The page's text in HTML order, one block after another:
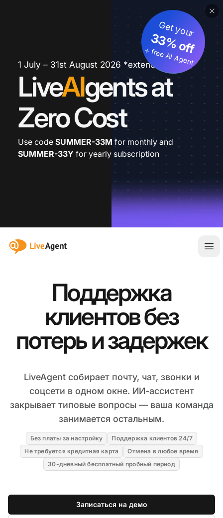
1 July – 31st August 2026 *extended
LiveAIgents at
Zero Cost
Get your
33% off
+ free AI Agent
Use code SUMMER-33M for monthly and
SUMMER-33Y for yearly subscription
:site.title
Поддержка
клиентов без
потерь и задержек
LiveAgent собирает почту, чат, звонки и
соцсети в одном окне. ИИ-ассистент
закрывает типовые вопросы — ваша команда
занимается остальным.
Без платы за настройку
Поддержка клиентов 24/7
Не требуется кредитная карта
Отмена в любое время
30-дневный бесплатный пробный период
Записаться на демо